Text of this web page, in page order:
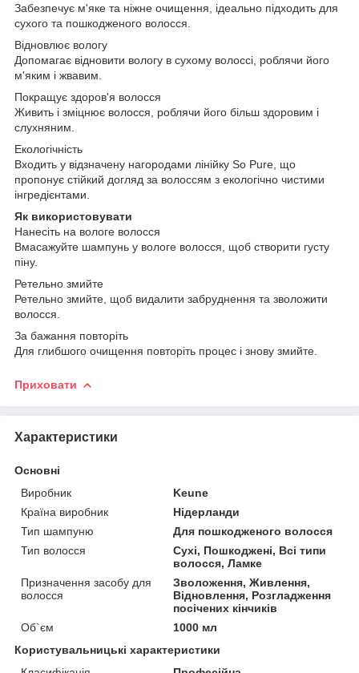
Забезпечує м'яке та ніжне очищення, ідеально підходить для
сухого та пошкодженого волосся.
Відновлює вологу
Допомагає відновити вологу в сухому волоссі, роблячи його
м'яким і жвавим.
Покращує здоров'я волосся
Живить і зміцнює волосся, роблячи його більш здоровим і
слухняним.
Екологічність
Входить у відзначену нагородами лінійку So Pure, що
пропонує стійкий догляд за волоссям з екологічно чистими
інгредієнтами.
Як використовувати
Нанесіть на вологе волосся
Вмасажуйте шампунь у вологе волосся, щоб створити густу
піну.
Ретельно змийте
Ретельно змийте, щоб видалити забруднення та зволожити
волосся.
За бажання повторіть
Для глибшого очищення повторіть процес і знову змийте.
Приховати
Характеристики
Основні
Виробник
Keune
Країна виробник
Нідерланди
Тип шампуню
Для пошкодженого волосся
Тип волосся
Сухі, Пошкоджені, Всі типи
волосся, Ламке
Призначення засобу для
волосся
Зволоження, Живлення,
Відновлення, Розгладження
посічених кінчиків
Об`єм
1000 мл
Користувальницькі характеристики